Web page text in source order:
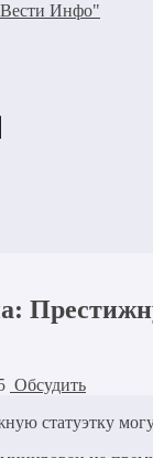
Инфо"
Обсудить